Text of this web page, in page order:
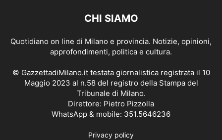
CHI SIAMO
Quotidiano on line di Milano e provincia. Notizie, opinioni,
approfondimenti, politica e cultura.
© GazzettadiMilano.it testata giornalistica registrata il 10
Maggio 2023 al n.58 del registro della Stampa del
Tribunale di Milano.
Direttore: Pietro Pizzolla
WhatsApp & mobile: 351.5646236
Privacy policy